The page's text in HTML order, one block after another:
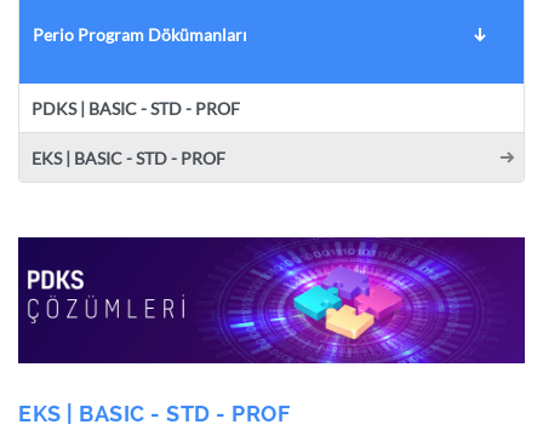
Perio Program Dökümanları
PDKS | BASIC - STD - PROF
EKS | BASIC - STD - PROF
EKS | BASIC - STD - PROF